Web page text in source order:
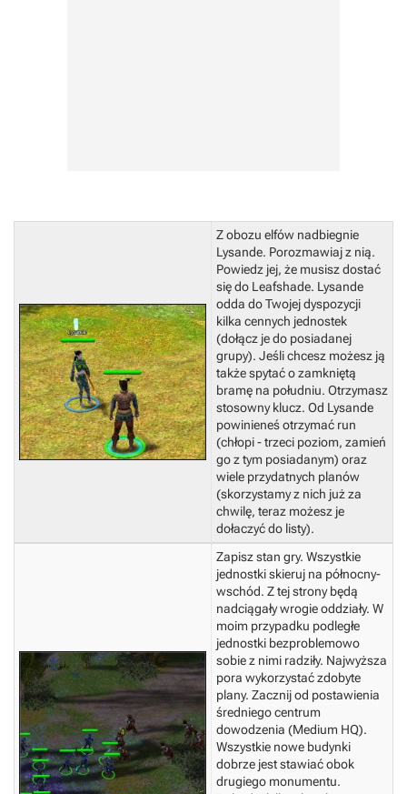
Z obozu elfów nadbiegnie
Lysande. Porozmawiaj z nią.
Powiedz jej, że musisz dostać
się do Leafshade. Lysande
odda do Twojej dyspozycji
kilka cennych jednostek
(dołącz je do posiadanej
grupy). Jeśli chcesz możesz ją
także spytać o zamkniętą
bramę na południu. Otrzymasz
stosowny klucz. Od Lysande
powinieneś otrzymać run
(chłopi - trzeci poziom, zamień
go z tym posiadanym) oraz
wiele przydatnych planów
(skorzystamy z nich już za
chwilę, teraz możesz je
dołaczyć do listy).
Zapisz stan gry. Wszystkie
jednostki skieruj na północny-
wschód. Z tej strony będą
nadciągały wrogie oddziały. W
moim przypadku podległe
jednostki bezproblemowo
sobie z nimi radziły. Najwyższa
pora wykorzystać zdobyte
plany. Zacznij od postawienia
średniego centrum
dowodzenia (Medium HQ).
Wszystkie nowe budynki
dobrze jest stawiać obok
drugiego monumentu.